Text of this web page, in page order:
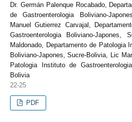
Dr. Germán Palenque Rocabado,
de Gastroenterologia Boliviano-
Manuel Gutierrez Carvajal,
Gastroenterologia Boliviano-Japones,
Maldonado, Departamento de Patologia
Boliviano-Japones, Sucre-Bolivia, Lic
Patologia Instituto de
Bolivia
22-25
PDF